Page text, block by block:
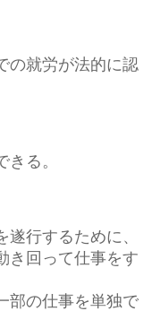
の就労が法的に認
る。
行するために、
き回って仕事をす
部の仕事を単独で